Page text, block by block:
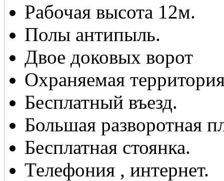
Рабочая высота 12м.
Полы антипыль.
Двое доковых ворот
Охраняемая
Бесплатный въезд.
Большая разворотная
Бесплатная стоянка.
Телефония , интернет.